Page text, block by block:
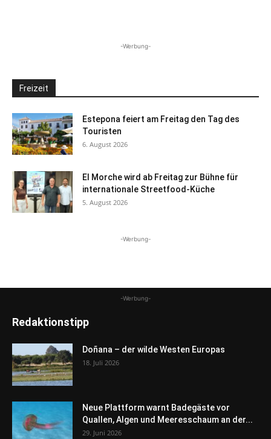
-Werbung-
Freizeit
Estepona feiert am Freitag den Tag des
Touristen
6. August 2026
El Morche wird ab Freitag zur Bühne für
internationale Streetfood-Küche
5. August 2026
-Werbung-
-Werbung-
Redaktionstipp
Doñana – der wilde Westen Europas
18. Juli 2026
Neue Plattform warnt Badegäste vor
Quallen, Algen und Meeresschaum an der...
29. Juni 2026